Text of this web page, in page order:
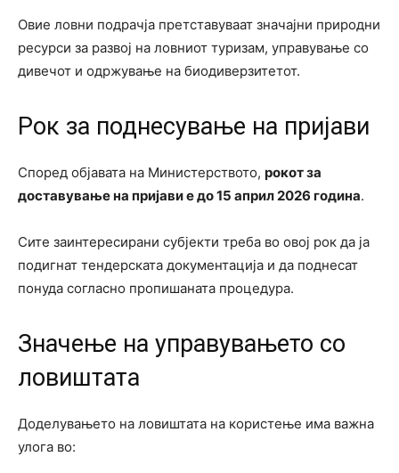
Овие ловни подрачја претставуваат значајни природни
ресурси за развој на ловниот туризам, управување со
дивечот и одржување на биодиверзитетот.
Рок за поднесување на пријави
Според објавата на Министерството, рокот за
доставување на пријави е до 15 април 2026 година.
Сите заинтересирани субјекти треба во овој рок да ја
подигнат тендерската документација и да поднесат
понуда согласно пропишаната процедура.
Значење на управувањето со
ловиштата
Доделувањето на ловиштата на користење има важна
улога во: